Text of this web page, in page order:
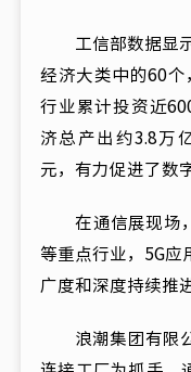
工信部数据显示
经济大类中的60
行业累计投资近
济总产出约3.8万
元，有力促进了数
在通信展现场，
等重点行业，5G应
广度和深度持续推
浪潮集团有限公